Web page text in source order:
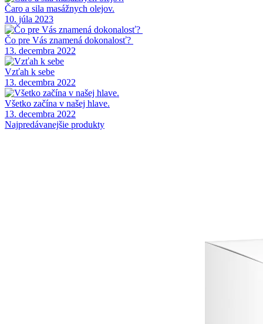
Čaro a sila masážnych olejov.
10. júla 2023
Čo pre Vás znamená dokonalosť?
13. decembra 2022
Vzťah k sebe
13. decembra 2022
Všetko začína v našej hlave.
13. decembra 2022
Najpredávanejšie produkty